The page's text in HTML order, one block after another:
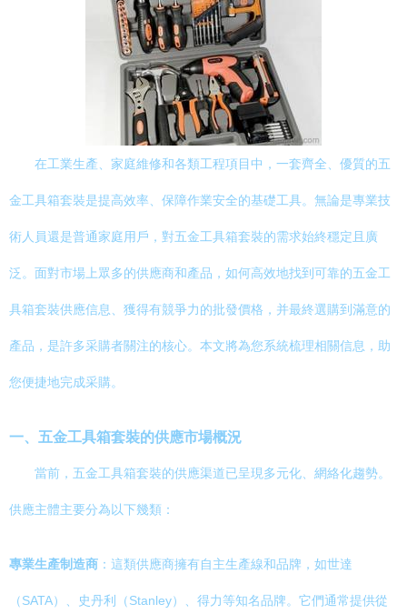
在工業生產、家庭維修和各類工程項目中，一套齊全、優質的五
金工具箱套裝是提高效率、保障作業安全的基礎工具。無論是專業技
術人員還是普通家庭用戶，對五金工具箱套裝的需求始終穩定且廣
泛。面對市場上眾多的供應商和產品，如何高效地找到可靠的五金工
具箱套裝供應信息、獲得有競爭力的批發價格，并最終選購到滿意的
產品，是許多采購者關注的核心。本文將為您系統梳理相關信息，助
您便捷地完成采購。
一、五金工具箱套裝的供應市場概況
當前，五金工具箱套裝的供應渠道已呈現多元化、網絡化趨勢。
供應主體主要分為以下幾類：
專業生產制造商 ：這類供應商擁有自主生產線和品牌，如世達
（SATA）、史丹利（Stanley）、得力等知名品牌。它們通常提供從